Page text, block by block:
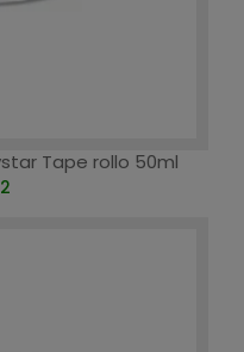
Tape rollo 50ml